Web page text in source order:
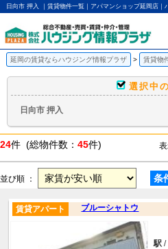
日向市 押入 ｜賃貸物件一覧｜アパマンショップ延岡店｜
延岡の賃貸ならハウジング情報プラザ 賃貸物
選択中
日向市 押入
24件 (総物件数： 45件)
並び順 ： 条
ブルーシャトウ
賃貸アパート
駅 /